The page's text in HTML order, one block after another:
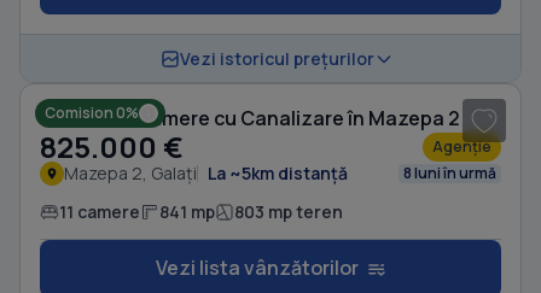
Vezi istoricul prețurilor
Comision 0%
Casă cu 11 camere cu Canalizare în Mazepa 2
825.000 € Agenție
Mazepa 2, Galați La ~5km distanță 8 luni în urmă
11 camere 841 mp 803 mp teren
Vezi lista vânzătorilor